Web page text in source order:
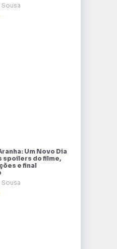
Sousa
Um Novo Dia
spoilers do filme,
e final
Sousa